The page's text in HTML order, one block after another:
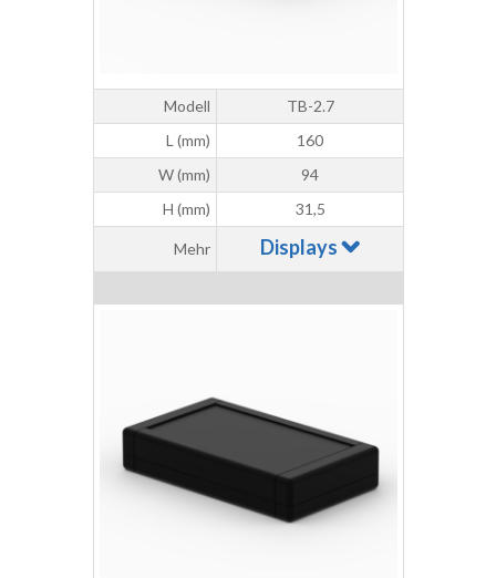
Modell
TB-2.7
L (mm)
160
W (mm)
94
H (mm)
31,5
Mehr Displays